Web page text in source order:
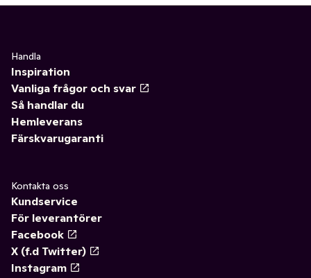
Handla
Inspiration
Vanliga frågor och svar
Så handlar du
Hemleverans
Färskvarugaranti
Kontakta oss
Kundservice
För leverantörer
Facebook
X (f.d Twitter)
Instagram